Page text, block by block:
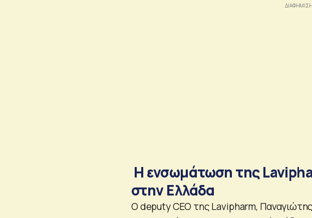
Η ενσωμάτωση της
στην Ελλάδα
Ο deputy CEO της Lavipharm,